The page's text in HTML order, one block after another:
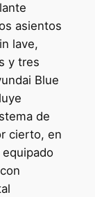
asientos
lave,
y tres
Blue
de
cierto, en